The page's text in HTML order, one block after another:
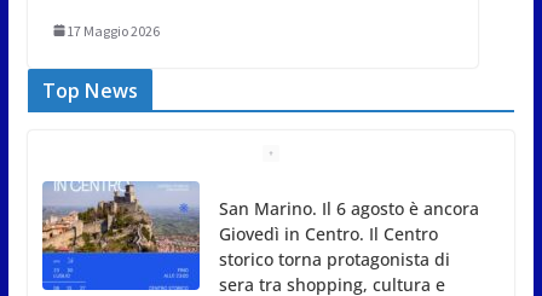
17 Maggio 2026
Top News
Unione Volontariato Protezione
Civile San Marino. Allerta meteo
codice colore Arancione per
temperature estreme